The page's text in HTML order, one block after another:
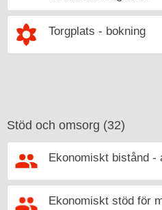
Torgplats - bokning
Stöd och omsorg (32)
Ekonomiskt bistånd -
Ekonomiskt stöd för